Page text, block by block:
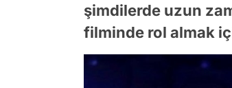
şimdilerde uzun
filminde rol almak